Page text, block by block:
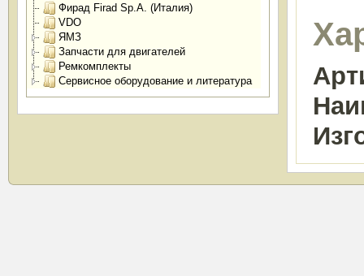
Фирад Firad Sp.A. (Италия)
VDO
ЯМЗ
Запчасти для двигателей
Ремкомплекты
Сервисное оборудование и литература